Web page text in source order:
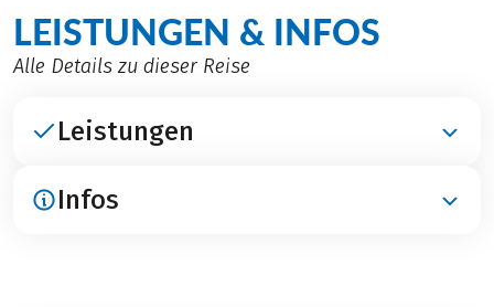
LEISTUNGEN & INFOS
Alle Details zu dieser Reise
Leistungen
ENTHALTEN
Infos